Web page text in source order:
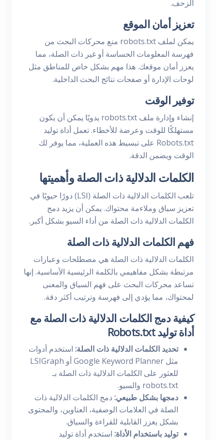
الزحف.
تعزيز أمان الموقع
يمكن لملف robots.txt منع محركات البحث من
فهرسة المعلومات الحساسة أو غير ذات الصلة، مما
يعزز أمان موقعك. هذا مهم بشكل خاص للمناطق مثل
لوحات الإدارة أو صفحات نتائج البحث الداخلية.
توفير الوقت
إنشاء وإدارة ملف robots.txt يدويًا يمكن أن يكون
مستهلكًا للوقت وعرضة للأخطاء. تعمل أداة توليد
Robots.txt على تبسيط هذه العملية، مما يوفر لك
الوقت ويضمن الدقة.
الكلمات الدلالية ذات الصلة وأهميتها
تلعب الكلمات الدلالية ذات الصلة (LSI) دورًا حيويًا في
تعزيز سياق وملاءمة محتواك. يمكن أن يزيد دمج
الكلمات الدلالية ذات الصلة من أداء السيو بشكل أكبر.
فهم الكلمات الدلالية ذات الصلة
الكلمات الدلالية ذات الصلة هي مصطلحات وعبارات
مرتبطة بشكل مفاهيمي بالكلمة الرئيسية الأساسية. إنها
تساعد محركات البحث على فهم السياق والمعنى
لمحتواك، مما يؤدي إلى فهرسة وترتيب أكثر دقة.
كيفية دمج الكلمات الدلالية ذات الصلة مع
أداة توليد Robots.txt
تحديد الكلمات الدلالية ذات الصلة: استخدم أدوات
مثل Google Keyword Planner أو LSIGraph
للعثور على الكلمات الدلالية ذات الصلة بـ
robots.txt والسيو.
دمجها بشكل طبيعي: دمج الكلمات الدلالية ذات
الصلة في العلامات الوصفية، العناوين، والمحتوى
بشكل يعزز القابلية للقراءة والسياق.
توليد باستخدام الأداة: استخدم أداة توليد